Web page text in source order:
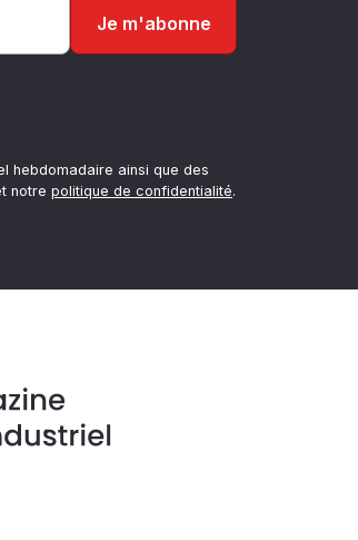
hebdomadaire ainsi que des
notre politique de confidentialité.